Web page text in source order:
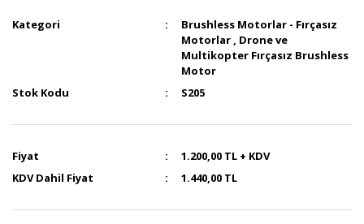
Kategori
Brushless Motorlar - Fırçasız
Motorlar , Drone ve
Multikopter Fırçasız Brushless
Motor
Stok Kodu
S205
Fiyat
1.200,00 TL + KDV
KDV Dahil Fiyat
1.440,00 TL